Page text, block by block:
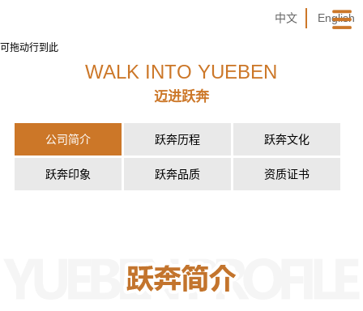
中文 English
可拖动行到此
WALK INTO YUEBEN
迈进跃奔
公司简介 跃奔历程 跃奔文化
跃奔印象 跃奔品质 资质证书